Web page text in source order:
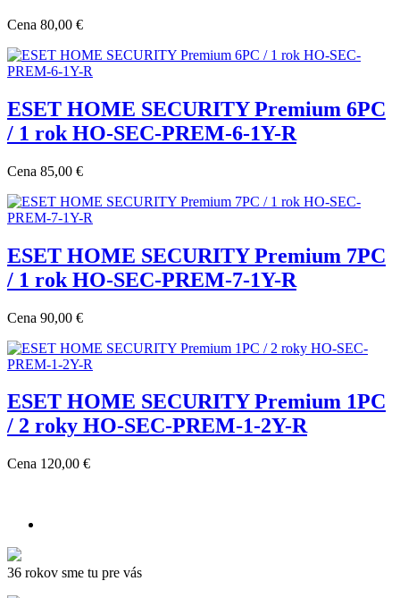
Cena 80,00 €
ESET HOME SECURITY Premium 6PC
/ 1 rok HO-SEC-PREM-6-1Y-R
Cena 85,00 €
ESET HOME SECURITY Premium 7PC
/ 1 rok HO-SEC-PREM-7-1Y-R
Cena 90,00 €
ESET HOME SECURITY Premium 1PC
/ 2 roky HO-SEC-PREM-1-2Y-R
Cena 120,00 €
36 rokov sme tu pre vás